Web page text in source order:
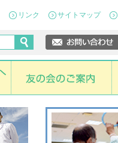
リンク サイトマップ